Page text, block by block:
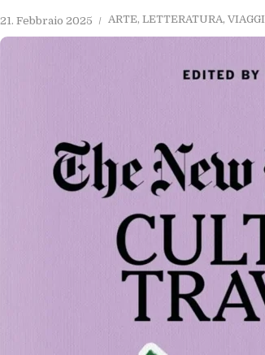
21. Febbraio 2025 ARTE, LETTERATURA, VIAGGI